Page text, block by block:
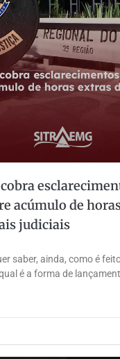
acúmulo de
judiciais
saber, ainda, como é
é a forma de